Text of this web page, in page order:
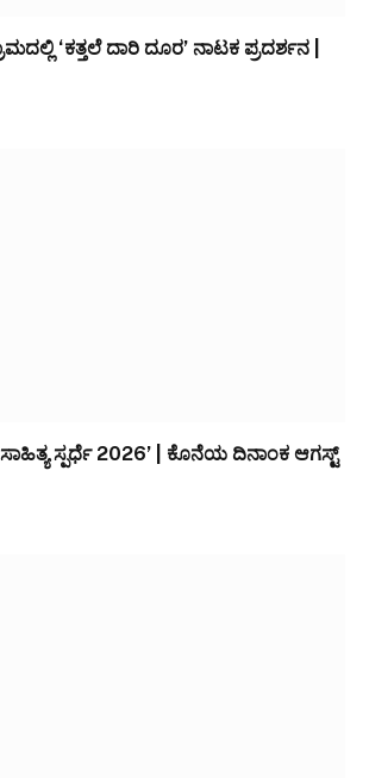
‘ಕತ್ತಲೆ ದಾರಿ ದೂರ’ ನಾಟಕ ಪ್ರದರ್ಶನ |
ಸಾಹಿತ್ಯ ಸ್ಪರ್ಧೆ 2026’ | ಕೊನೆಯ ದಿನಾಂಕ ಆಗಸ್ಟ್